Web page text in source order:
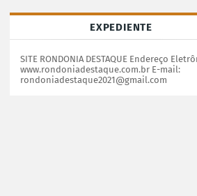
EXPEDIENTE
SITE RONDONIA DESTAQUE Endereço
www.rondoniadestaque.com.br E-mail:
rondoniadestaque2021@gmail.com